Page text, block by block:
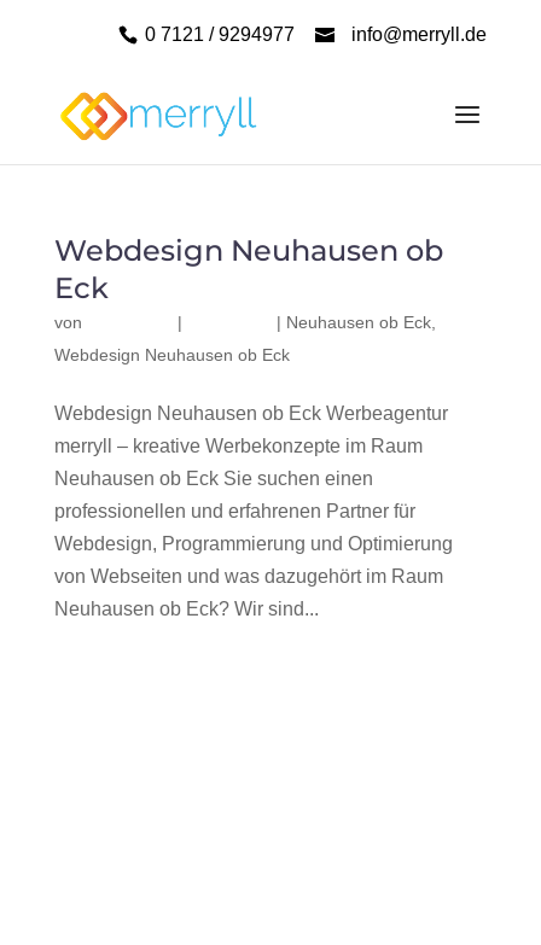
0 7121 / 9294977 info@merryll.de
Webdesign Neuhausen ob
Eck
von | | Neuhausen ob Eck,
Webdesign Neuhausen ob Eck
Webdesign Neuhausen ob Eck Werbeagentur
merryll – kreative Werbekonzepte im Raum
Neuhausen ob Eck Sie suchen einen
professionellen und erfahrenen Partner für
Webdesign, Programmierung und Optimierung
von Webseiten und was dazugehört im Raum
Neuhausen ob Eck? Wir sind...